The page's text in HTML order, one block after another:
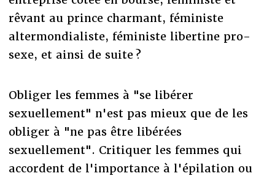
rêvant au prince charmant, féministe
altermondialiste, féministe libertine pro-
sexe, et ainsi de suite ?
Obliger les femmes à "se libérer
sexuellement" n'est pas mieux que de les
obliger à "ne pas être libérées
sexuellement". Critiquer les femmes qui
accordent de l'importance à l'épilation ou